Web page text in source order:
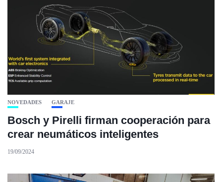
NOVEDADES GARAJE
Bosch y Pirelli firman cooperación para
crear neumáticos inteligentes
19/09/2024